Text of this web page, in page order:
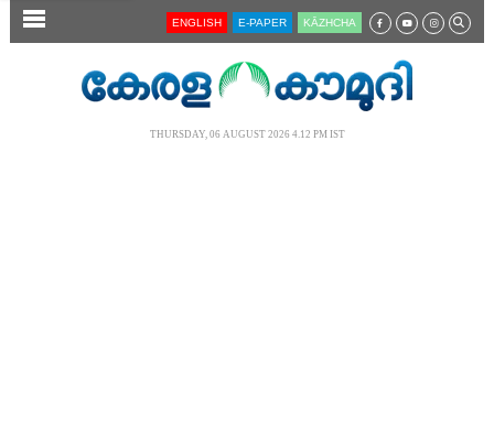
SECTIONS ENGLISH E-PAPER KĀZHCHA
THURSDAY, 06 AUGUST 2026 4.12 PM IST